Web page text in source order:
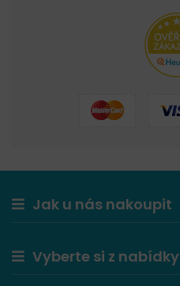
Jak u nás nakoupit
Vyberte si z nabídky